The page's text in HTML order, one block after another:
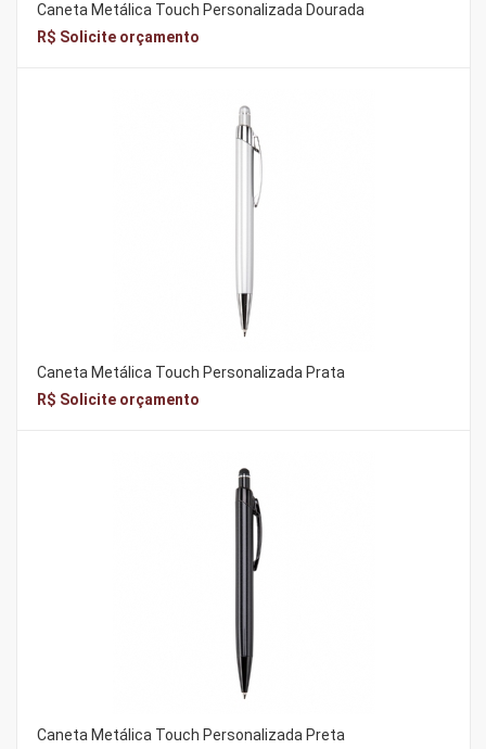
Caneta Metálica Touch Personalizada Dourada
R$ Solicite orçamento
Caneta Metálica Touch Personalizada Prata
R$ Solicite orçamento
Caneta Metálica Touch Personalizada Preta